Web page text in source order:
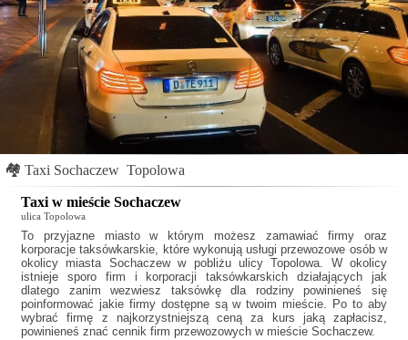
🏘 Taxi Sochaczew Topolowa
Taxi w mieście Sochaczew
ulica Topolowa
To przyjazne miasto w którym możesz zamawiać firmy oraz
korporacje taksówkarskie, które wykonują usługi przewozowe osób w
okolicy miasta Sochaczew w pobliżu ulicy Topolowa. W okolicy
istnieje sporo firm i korporacji taksówkarskich działających jak
dlatego zanim wezwiesz taksówkę dla rodziny powinieneś się
poinformować jakie firmy dostępne są w twoim mieście. Po to aby
wybrać firmę z najkorzystniejszą ceną za kurs jaką zapłacisz,
powinieneś znać cennik firm przewozowych w mieście Sochaczew.